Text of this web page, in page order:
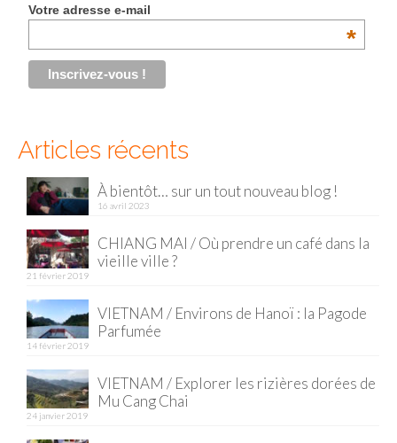
Nikko
Tokyo
Malaisie
Singapour
Vietnam
Hanoi
Mai Chau
Votre adresse e-mail
*
Articles récents
À bientôt… sur un tout nouveau blog !
16 avril 2023
CHIANG MAI / Où prendre un café dans la
vieille ville ?
21 février 2019
VIETNAM / Environs de Hanoï : la Pagode
Parfumée
14 février 2019
VIETNAM / Explorer les rizières dorées de
Mu Cang Chai
24 janvier 2019